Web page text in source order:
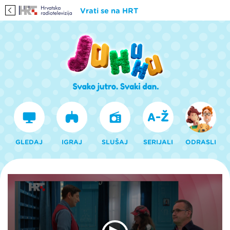
Vrati se na HRT
GLEDAJ IGRAJ SLUŠAJ SERIJALI ODRASLI